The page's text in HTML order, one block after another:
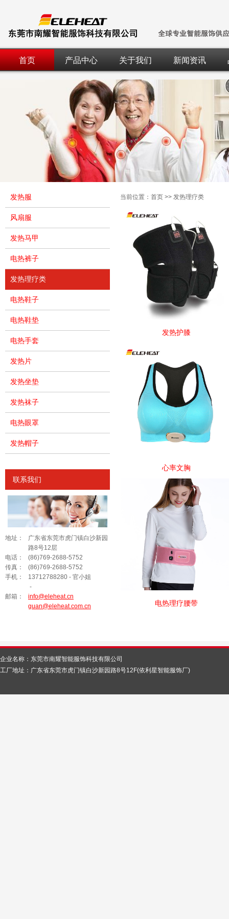
首页 产品中心 关于我们 新闻资讯
发热服
风扇服
发热马甲
电热裤子
发热理疗类
电热鞋子
电热鞋垫
电热手套
发热片
发热坐垫
发热袜子
电热眼罩
发热帽子
联系我们
地址：
广东省东莞市虎门镇白沙新园
路8号12层
电话：
(86)769-2688-5752
传真：
(86)769-2688-5752
手机：
13712788280 - 官小姐
-
邮箱：
info@eleheat.cn
guan@eleheat.com.cn
当前位置： 首页 >> 发热理疗类
发热护膝
心率文胸
电热理疗腰带
企业名称： 东莞市南耀智能服饰科技有限公司
工厂地址：广东省东莞市虎门镇白沙新园路8号12F(依利星智能服饰厂)